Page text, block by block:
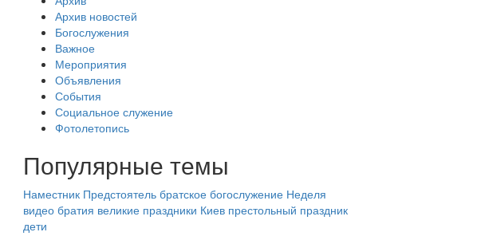
Архив новостей
Богослужения
Важное
Мероприятия
Объявления
События
Социальное служение
Фотолетопись
Популярные темы
Наместник Предстоятель братское богослужение Неделя
видео братия великие праздники Киев престольный праздник
дети